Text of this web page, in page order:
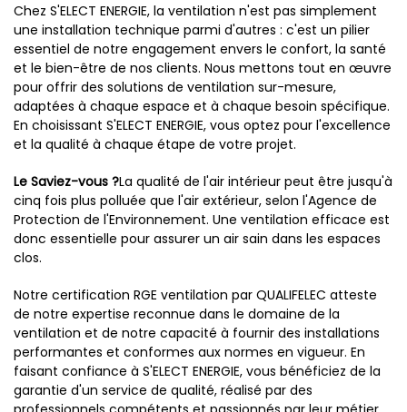
Chez S'ELECT ENERGIE, la ventilation n'est pas simplement
une installation technique parmi d'autres : c'est un pilier
essentiel de notre engagement envers le confort, la santé
et le bien-être de nos clients. Nous mettons tout en œuvre
pour offrir des solutions de ventilation sur-mesure,
adaptées à chaque espace et à chaque besoin spécifique.
En choisissant S'ELECT ENERGIE, vous optez pour l'excellence
et la qualité à chaque étape de votre projet.
Le Saviez-vous ?La qualité de l'air intérieur peut être jusqu'à
cinq fois plus polluée que l'air extérieur, selon l'Agence de
Protection de l'Environnement. Une ventilation efficace est
donc essentielle pour assurer un air sain dans les espaces
clos.
Notre certification RGE ventilation par QUALIFELEC atteste
de notre expertise reconnue dans le domaine de la
ventilation et de notre capacité à fournir des installations
performantes et conformes aux normes en vigueur. En
faisant confiance à S'ELECT ENERGIE, vous bénéficiez de la
garantie d'un service de qualité, réalisé par des